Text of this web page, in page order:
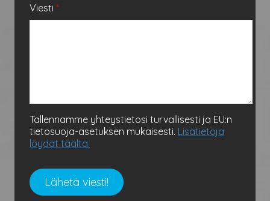
Viesti *
Tallennamme yhteystietosi turvallisesti ja EU:n
tietosuoja-asetuksen mukaisesti. Lisätietoja
löydät täältä.